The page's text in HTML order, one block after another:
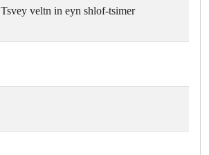
Tsvey veltn in eyn shlof-tsimer